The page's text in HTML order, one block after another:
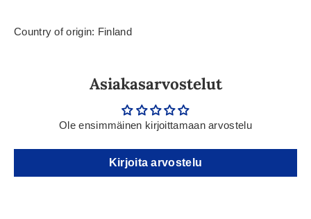
Country of origin: Finland
Asiakasarvostelut
Ole ensimmäinen kirjoittamaan arvostelu
Kirjoita arvostelu